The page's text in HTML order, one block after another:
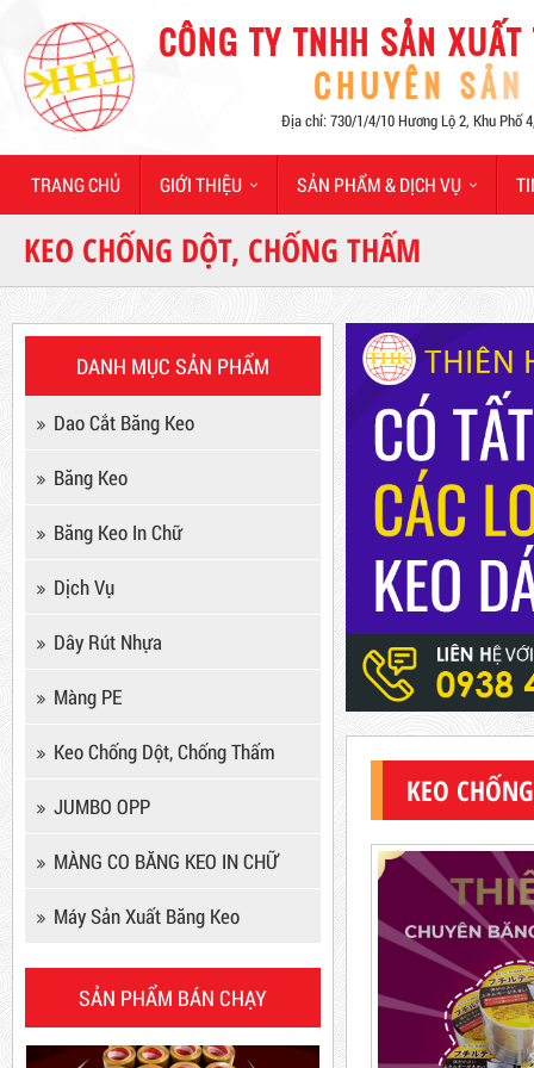
TRANG CHỦ GIỚI THIỆU SẢN PHẨM & DỊCH VỤ
KEO CHỐNG DỘT, CHỐNG THẤM
KEO
DANH MỤC SẢN PHẨM
Dao Cắt Băng Keo
Băng Keo
Băng Keo In Chữ
Dịch Vụ
Dây Rút Nhựa
Màng PE
Keo Chống Dột, Chống Thấm
JUMBO OPP
MÀNG CO BĂNG KEO IN CHỮ
Máy Sản Xuất Băng Keo
SẢN PHẨM BÁN CHẠY
Máy Sản Xuất Băng Keo
Mã sản phẩm: MSXBK
Mã sản phẩm: KCD
Dây rút nhựa trắng và đen
15cm, 4*150